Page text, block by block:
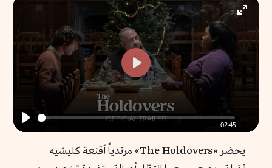
Play
02:45
Play
يحضر «The Holdovers» مرتدياً أقنعة كليشيه